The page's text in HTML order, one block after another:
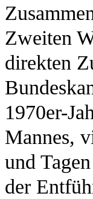
Zweiten
direkten
1970er-
Mannes,
und
der